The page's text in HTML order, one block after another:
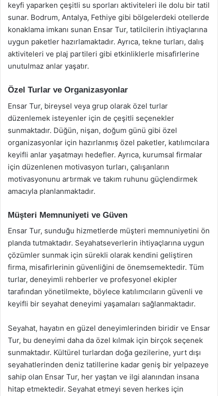
keyfi yaparken çeşitli su sporları aktiviteleri ile dolu bir tatil
sunar. Bodrum, Antalya, Fethiye gibi bölgelerdeki otellerde
konaklama imkanı sunan Ensar Tur, tatilcilerin ihtiyaçlarına
uygun paketler hazırlamaktadır. Ayrıca, tekne turları, dalış
aktiviteleri ve plaj partileri gibi etkinliklerle misafirlerine
unutulmaz anlar yaşatır.
Özel Turlar ve Organizasyonlar
Ensar Tur, bireysel veya grup olarak özel turlar
düzenlemek isteyenler için de çeşitli seçenekler
sunmaktadır. Düğün, nişan, doğum günü gibi özel
organizasyonlar için hazırlanmış özel paketler, katılımcılara
keyifli anlar yaşatmayı hedefler. Ayrıca, kurumsal firmalar
için düzenlenen motivasyon turları, çalışanların
motivasyonunu artırmak ve takım ruhunu güçlendirmek
amacıyla planlanmaktadır.
Müşteri Memnuniyeti ve Güven
Ensar Tur, sunduğu hizmetlerde müşteri memnuniyetini ön
planda tutmaktadır. Seyahatseverlerin ihtiyaçlarına uygun
çözümler sunmak için sürekli olarak kendini geliştiren
firma, misafirlerinin güvenliğini de önemsemektedir. Tüm
turlar, deneyimli rehberler ve profesyonel ekipler
tarafından yönetilmekte, böylece katılımcıların güvenli ve
keyifli bir seyahat deneyimi yaşamaları sağlanmaktadır.
Seyahat, hayatın en güzel deneyimlerinden biridir ve Ensar
Tur, bu deneyimi daha da özel kılmak için birçok seçenek
sunmaktadır. Kültürel turlardan doğa gezilerine, yurt dışı
seyahatlerinden deniz tatillerine kadar geniş bir yelpazeye
sahip olan Ensar Tur, her yaştan ve ilgi alanından insana
hitap etmektedir. Seyahat etmeyi seven herkes için